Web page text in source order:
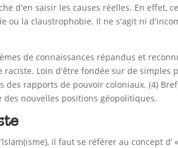
d'en saisir les causes réelles. En
ou la claustrophobie. Il ne s'agit ni
de connaissances répandus et
Loin d'être fondée sur de
des rapports de pouvoir coloniaux. (4)
nouvelles positions géopolitiques.
il faut se référer au concept